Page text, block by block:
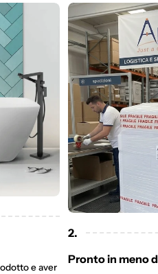
e aver
2.
Pronto in meno